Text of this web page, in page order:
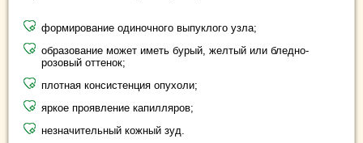
формирование одиночного выпуклого узла;
образование может иметь бурый, желтый или бледно-
розовый оттенок;
плотная консистенция опухоли;
яркое проявление капилляров;
незначительный кожный зуд.